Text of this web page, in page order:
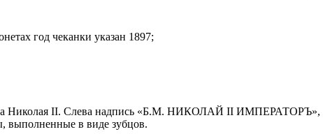
год чеканки указан 1897;
Николая II. Слева надпись «Б.М. НИКОЛАЙ II
выполненные в виде зубцов.